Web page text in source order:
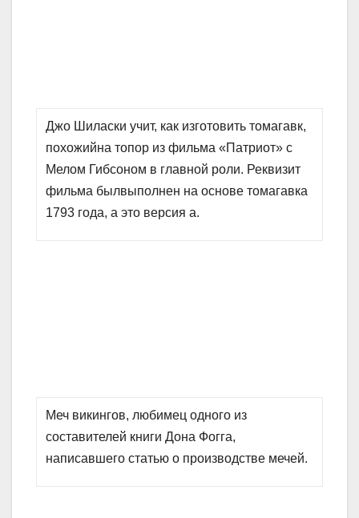
Джо Шиласки учит, как изготовить томагавк,
похожийна топор из фильма «Патриот» с
Мелом Гибсоном в главной роли. Реквизит
фильма былвыполнен на основе томагавка
1793 года, а это версия а.
Меч викингов, любимец одного из
составителей книги Дона Фогга,
написавшего статью о производстве мечей.